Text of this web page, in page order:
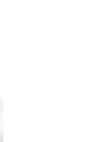
конструкций;
и печатных
холстов для